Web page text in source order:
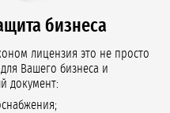
бизнеса
лицензия это не просто
для Вашего бизнеса и
документ: